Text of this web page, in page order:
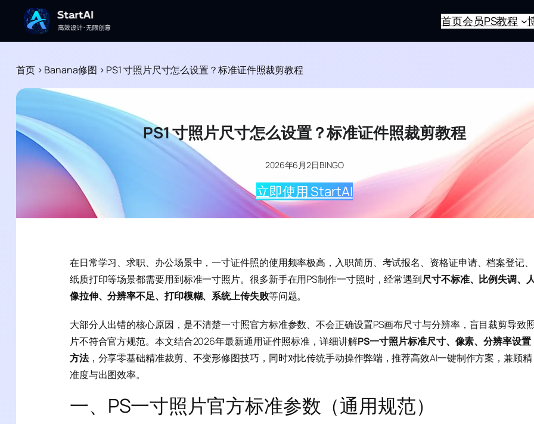
首页会员PS教程
首页 > Banana修图 > PS1 寸照片尺寸怎么设置？标准证件照裁剪教程
PS1 寸照片尺寸怎么设置？标准证件照裁剪教程
2026年6月2日BINGO
立即使用 StartAI
在日常学习、求职、办公场景中，一寸证件照的使用频率极高，入职简历、考试报名、资格证申请、档案登记、
纸质打印等场景都需要用到标准一寸照片。很多新手在用PS制作一寸照时，经常遇到尺寸不标准、比例失调、
像拉伸、分辨率不足、打印模糊、系统上传失败等问题。
大部分人出错的核心原因，是不清楚一寸照官方标准参数、不会正确设置PS画布尺寸与分辨率，盲目裁剪导致
片不符合官方规范。本文结合2026年最新通用证件照标准，详细讲解PS一寸照片标准尺寸、像素、分辨率设置
方法，分享零基础精准裁剪、不变形修图技巧，同时对比传统手动操作弊端，推荐高效AI一键制作方案，兼顾精
准度与出图效率。
一、PS一寸照片官方标准参数（通用规范）